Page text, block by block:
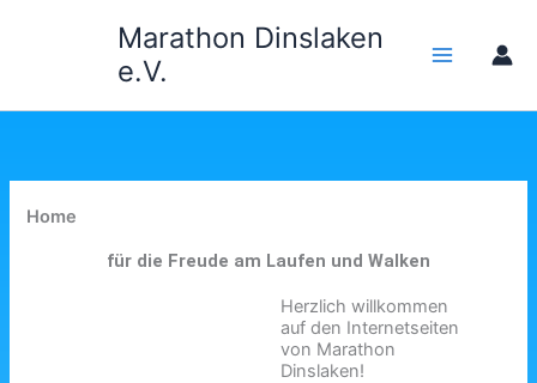
Marathon Dinslaken
e.V.
Home
für die Freude am Laufen und Walken
Herzlich willkommen
auf den Internetseiten
von Marathon
Dinslaken!